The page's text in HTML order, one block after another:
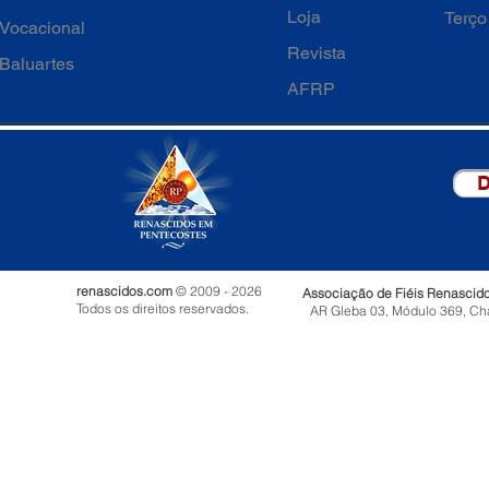
Vocacional
Baluartes
Loja
Revista
AFRP
renascidos.com © 2009 - 2026
Todos os direitos reservados.
Associação de Fiéis
AR Gleba 03, Módulo 369,